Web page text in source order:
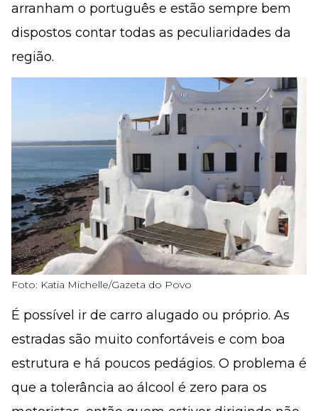
arranham o português e estão sempre bem
dispostos contar todas as peculiaridades da
região.
Foto: Katia Michelle/Gazeta do Povo
É possível ir de carro alugado ou próprio. As
estradas são muito confortáveis e com boa
estrutura e há poucos pedágios. O problema é
que a tolerância ao álcool é zero para os